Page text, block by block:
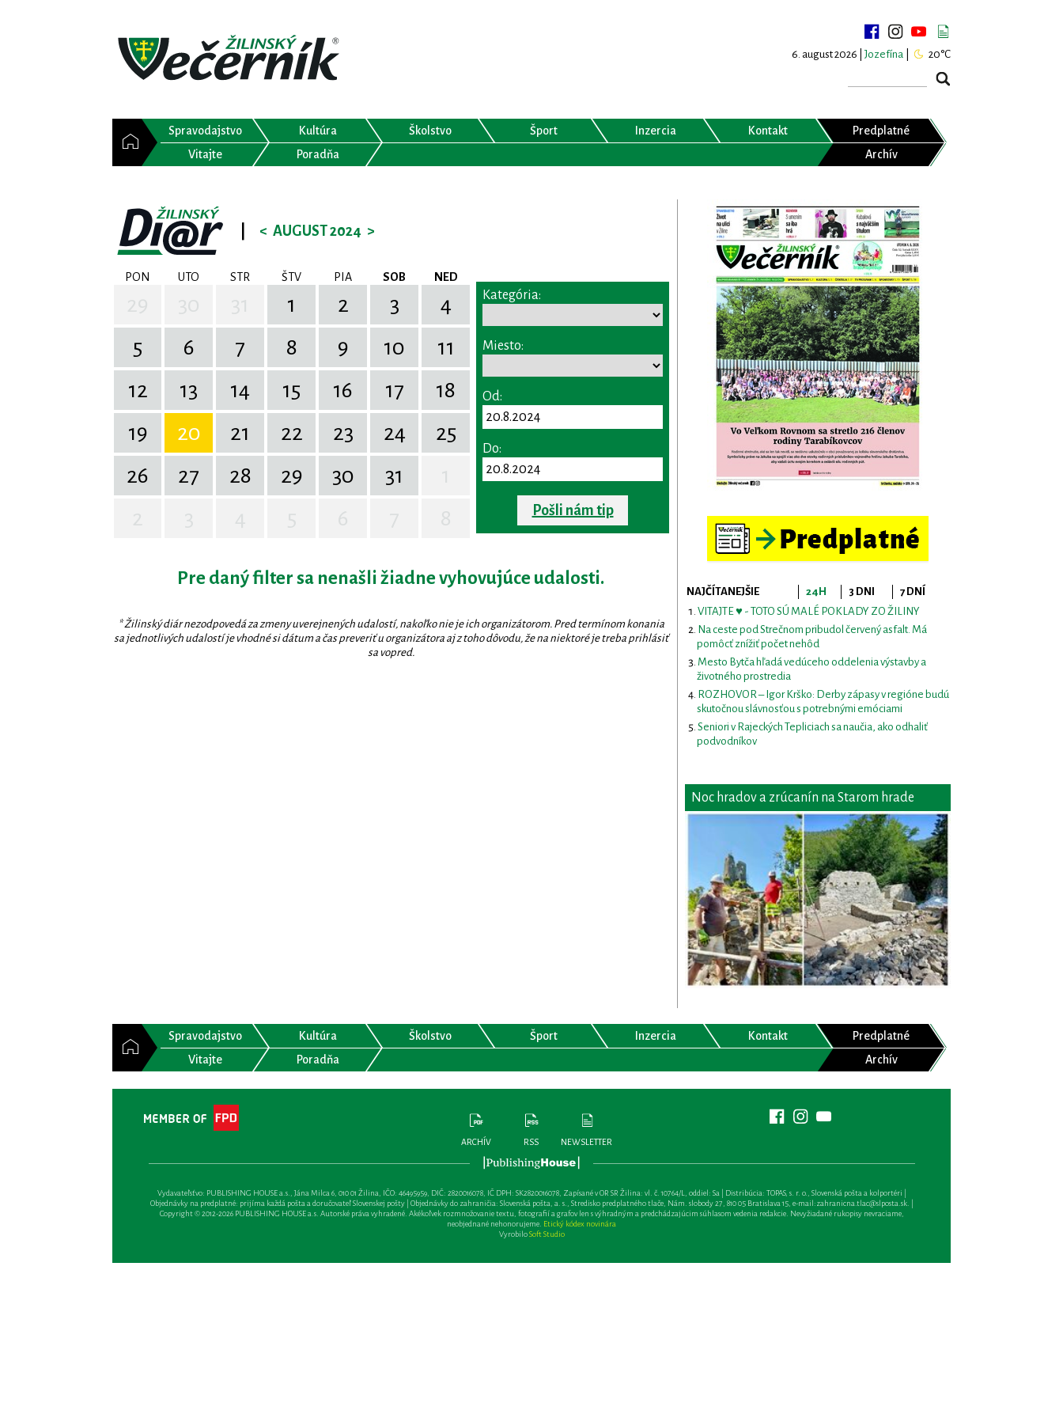
6. august 2026 | Jozefína 20°C
Spravodajstvo Kultúra Školstvo Šport Inzercia Kontakt
Predplatné
Vitajte
Poradňa Archív
< AUGUST 2024 >
PON UTO STR ŠTV PIA SOB NED
1 2 3
4
5
6 7 8 9 10
11
12
13 14 15 16 17
18
19
20 21 22 23 24
25
26
27 28 29 30 31
Kategória:
Miesto:
Od:
Do:
Pošli nám tip
Pre daný filter sa nenašli žiadne vyhovujúce udalosti.
* Žilinský diár nezodpovedá za zmeny uverejnených udalostí, nakoľko nie je ich organizátorom. Pred termínom konania
sa jednotlivých udalostí je vhodné si dátum a čas preveriť u organizátora aj z toho dôvodu, že na niektoré je treba prihlásiť
sa vopred.
NAJČÍTANEJŠIE 24H 3 DNI
7 DNÍ
VITAJTE ♥ - TOTO SÚ MALÉ POKLADY ZO ŽILINY
Na ceste pod Strečnom pribudol červený asfalt. Má
pomôcť znížiť počet nehôd
Mesto Bytča hľadá vedúceho oddelenia výstavby a
životného prostredia
ROZHOVOR – Igor Krško: Derby zápasy v regióne budú
skutočnou slávnosťou s potrebnými emóciami
Seniori v Rajeckých Tepliciach sa naučia, ako odhaliť
podvodníkov
Noc hradov a zrúcanín na Starom hrade
Spravodajstvo Kultúra Školstvo Šport Inzercia Kontakt
Predplatné
Vitajte
Poradňa Archív
ARCHÍV RSS NEWSLETTER
Vydavateľsťvo: PUBLISHING HOUSE a.s., Jána Milca 6, 010 01 Žilina, IČO: 46495959, DIČ: 2820016078, IČ DPH: SK2820016078, Zapísané v OR SR Žilina: vl. č. 10764/L, oddiel: Sa | Distribúcia: TOPAS, s. r. o., Slovenská pošta a kolportéri |
Objednávky na predplatné: prijíma každá pošta a doručovateľ Slovenskej pošty | Objednávky do zahraničia: Slovenská pošta, a. s., Stredisko predplatného tlače, Nám. slobody 27, 810 05 Bratislava 15, e-mail:zahranicna.tlac@slposta.sk. |
Copyright © 2012-2026 PUBLISHING HOUSE a.s. Autorské práva vyhradené. Akékoľvek rozmnožovanie textu, fotografií a grafov len s výhradným a predchádzajúcim súhlasom vedenia redakcie. Nevyžiadané rukopisy nevraciame,
neobjednané nehonorujeme. Etický kódex novinára
VyrobiloSoft Studio